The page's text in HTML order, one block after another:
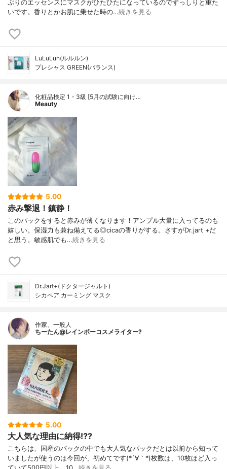
ぷりのエッセンスにマスクがひたひたになっているのでずっしりと重た
いです。香りとかお肌に乗せた時の…続きを見る
LuLuLun(ルルルン)
プレシャス GREEN(バランス)
化粧品検定 1・3級 [5月の試験に向け…
Meauty
5.00
赤み撃退！鎮静！
このパックをすると赤みが薄くなります！アンプル大量に入ってるのも
嬉しい。保湿力も兼ね備えてる◎cicaの香りがする。さすがDr.jart +だ
と思う。敏感肌でも…続きを見る
Dr.Jart+(ドクタージャルト)
シカペア カーミング マスク
作家、一般人
ちーたん@レインボーコスメライター?
5.00
大人気な理由に納得⁉️?
こちらは、国産のパックの中でも大人気なパックだとは以前から知って
いましたが使うのは今回が、初めてです(*´∀｀*)枚数は、10枚ほど入っ